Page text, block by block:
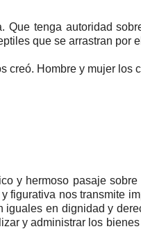
Que tenga autoridad
que se arrastran por
creó. Hombre y mujer los
y hermoso pasaje
nos transmite
en dignidad y
y administrar los